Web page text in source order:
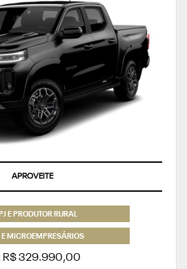
APROVEITE
E PRODUTOR RURAL
E MICROEMPRESÁRIOS
R$ 329.990,00